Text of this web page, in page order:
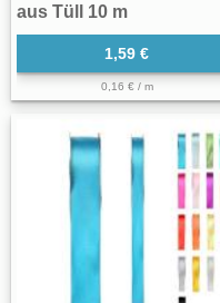
aus Tüll 10 m
1,59 €
0,16 € / m